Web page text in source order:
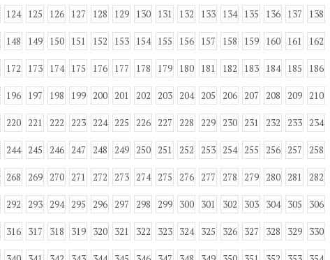
124 125 126 127 128 129 130 131 132 133 134 135 136 137 138
148 149 150 151 152 153 154 155 156 157 158 159 160 161 162
172 173 174 175 176 177 178 179 180 181 182 183 184 185 186
196 197 198 199 200 201 202 203 204 205 206 207 208 209 210
220 221 222 223 224 225 226 227 228 229 230 231 232 233 234
244 245 246 247 248 249 250 251 252 253 254 255 256 257 258
268 269 270 271 272 273 274 275 276 277 278 279 280 281 282
292 293 294 295 296 297 298 299 300 301 302 303 304 305 306
316 317 318 319 320 321 322 323 324 325 326 327 328 329 330